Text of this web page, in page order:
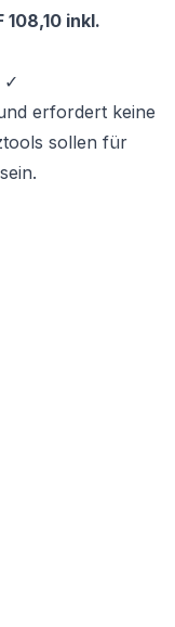
108,10 inkl.
✓
erfordert keine
sollen für